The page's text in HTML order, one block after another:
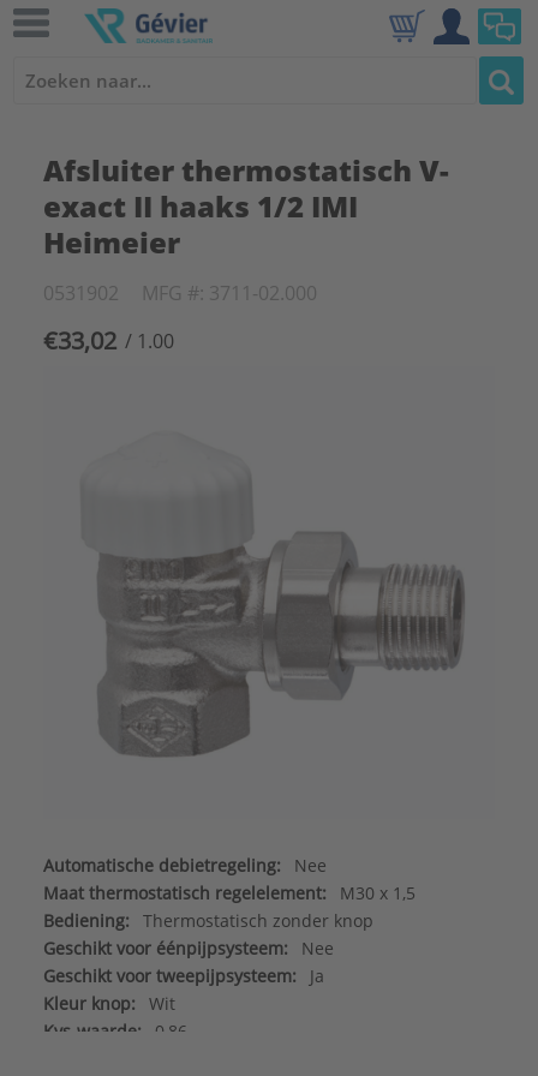
Afsluiter thermostatisch V-
exact II haaks 1/2 IMI
Heimeier
0531902 MFG #: 3711-02.000
€33,02 / 1.00
Automatische debietregeling:
Nee
Maat thermostatisch regelelement:
M30 x 1,5
Bediening:
Thermostatisch zonder knop
Geschikt voor éénpijpsysteem:
Nee
Geschikt voor tweepijpsysteem:
Ja
Kleur knop:
Wit
Kvs-waarde:
0,86